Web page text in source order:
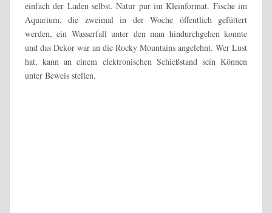
einfach der Laden selbst. Natur pur im Kleinformat. Fische im
Aquarium, die zweimal in der Woche öffentlich gefüttert
werden, ein Wasserfall unter den man hindurchgehen konnte
und das Dekor war an die Rocky Mountains angelehnt. Wer Lust
hat, kann an einem elektronischen Schießstand sein Können
unter Beweis stellen.